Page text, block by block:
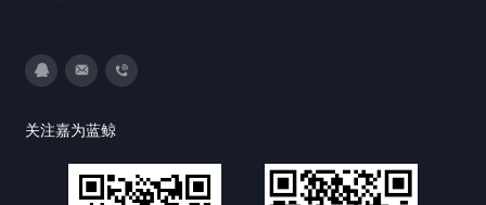
关注嘉为蓝鲸